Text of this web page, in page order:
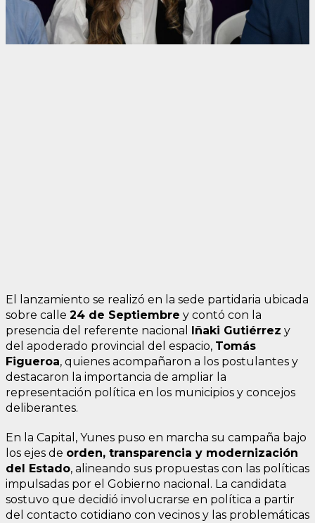
El lanzamiento se realizó en la sede partidaria ubicada
sobre calle 24 de Septiembre y contó con la
presencia del referente nacional
Iñaki Gutiérrez y
del apoderado provincial del espacio, Tomás
Figueroa, quienes acompañaron a los postulantes y
destacaron la importancia de ampliar la
representación política en los municipios y concejos
deliberantes.
En la Capital, Yunes puso en marcha su campaña bajo
los ejes de orden, transparencia y modernización
del Estado, alineando sus propuestas con las políticas
impulsadas por el Gobierno nacional. La candidata
sostuvo que decidió involucrarse en política a partir
del contacto cotidiano con vecinos y las problemáticas